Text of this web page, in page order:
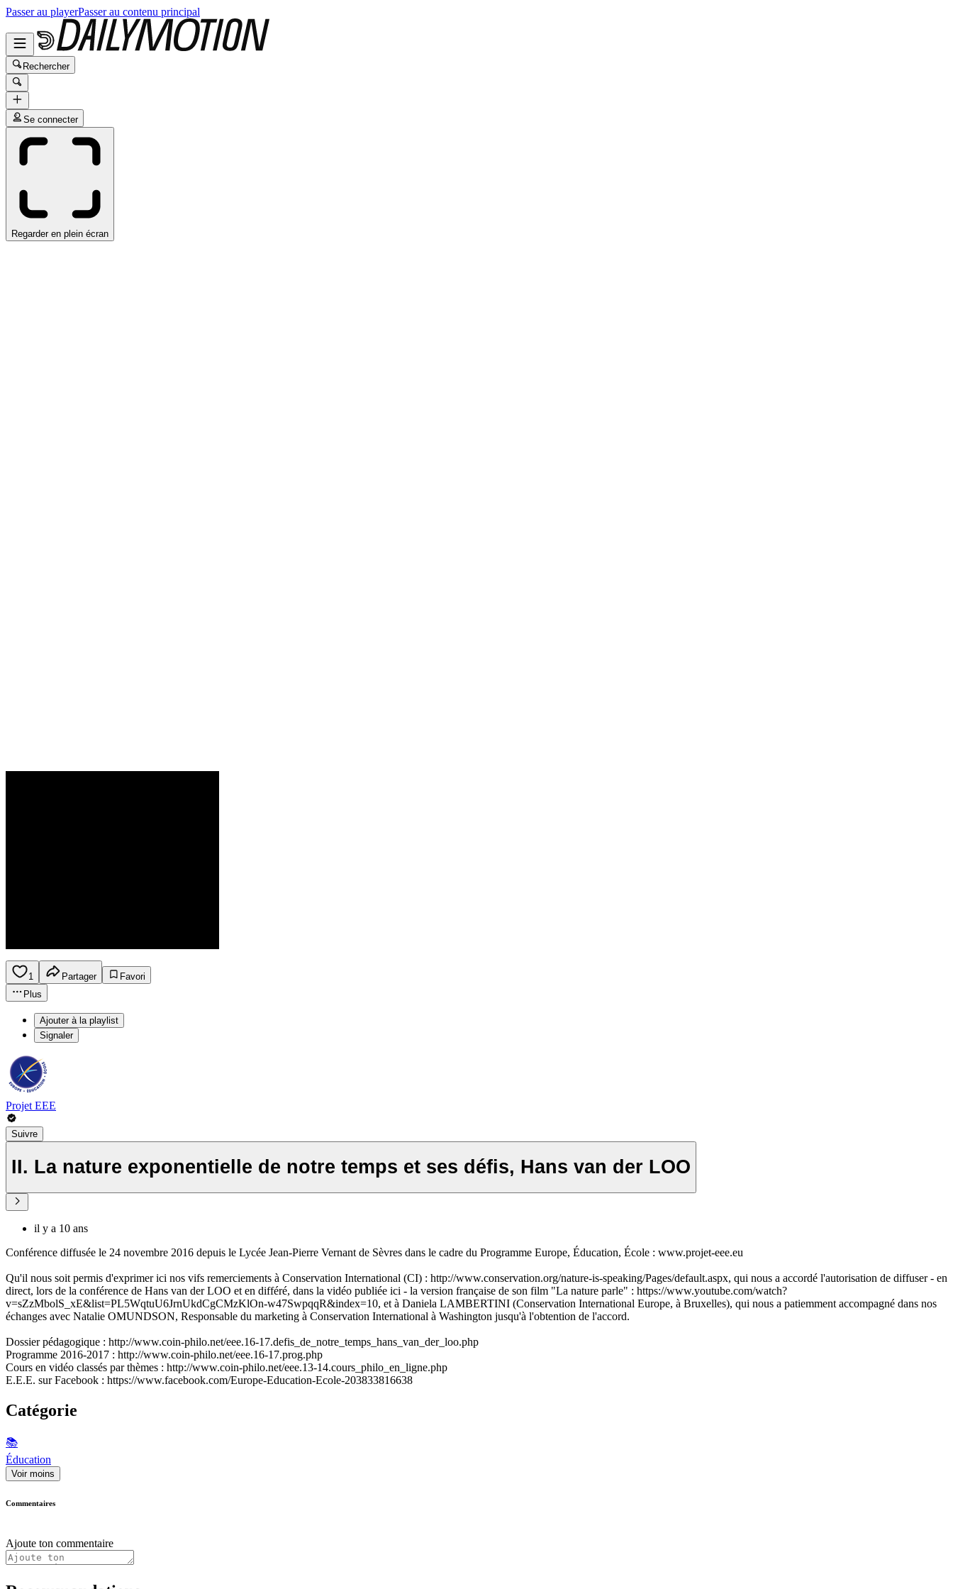
Passer au playerPasser au contenu principal
Rechercher
Se connecter
Regarder en plein écran
1 Partager
Favori
Plus
Ajouter à la playlist
Signaler
Projet EEE
Suivre
II. La nature exponentielle de notre temps et ses défis, Hans van der LOO
il y a 10 ans
Conférence diffusée le 24 novembre 2016 depuis le Lycée Jean-Pierre Vernant de Sèvres dans le cadre du Programme Europe, Éducation, École : www.projet-eee.eu
Qu'il nous soit permis d'exprimer ici nos vifs remerciements à Conservation International (CI) : http://www.conservation.org/nature-is-speaking/Pages/default.aspx, qui nous a accordé l'autorisation de diffuser - en
direct, lors de la conférence de Hans van der LOO et en différé, dans la vidéo publiée ici - la version française de son film "La nature parle" : https://www.youtube.com/watch?
v=sZzMbolS_xE&list=PL5WqtuU6JrnUkdCgCMzKlOn-w47SwpqqR&index=10, et à Daniela LAMBERTINI (Conservation International Europe, à Bruxelles), qui nous a patiemment accompagné dans nos
échanges avec Natalie OMUNDSON, Responsable du marketing à Conservation International à Washington jusqu'à l'obtention de l'accord.
Dossier pédagogique : http://www.coin-philo.net/eee.16-17.defis_de_notre_temps_hans_van_der_loo.php
Programme 2016-2017 : http://www.coin-philo.net/eee.16-17.prog.php
Cours en vidéo classés par thèmes : http://www.coin-philo.net/eee.13-14.cours_philo_en_ligne.php
E.E.E. sur Facebook : https://www.facebook.com/Europe-Education-Ecole-203833816638
Catégorie
📚
Éducation
Voir moins
Commentaires
Ajoute ton commentaire